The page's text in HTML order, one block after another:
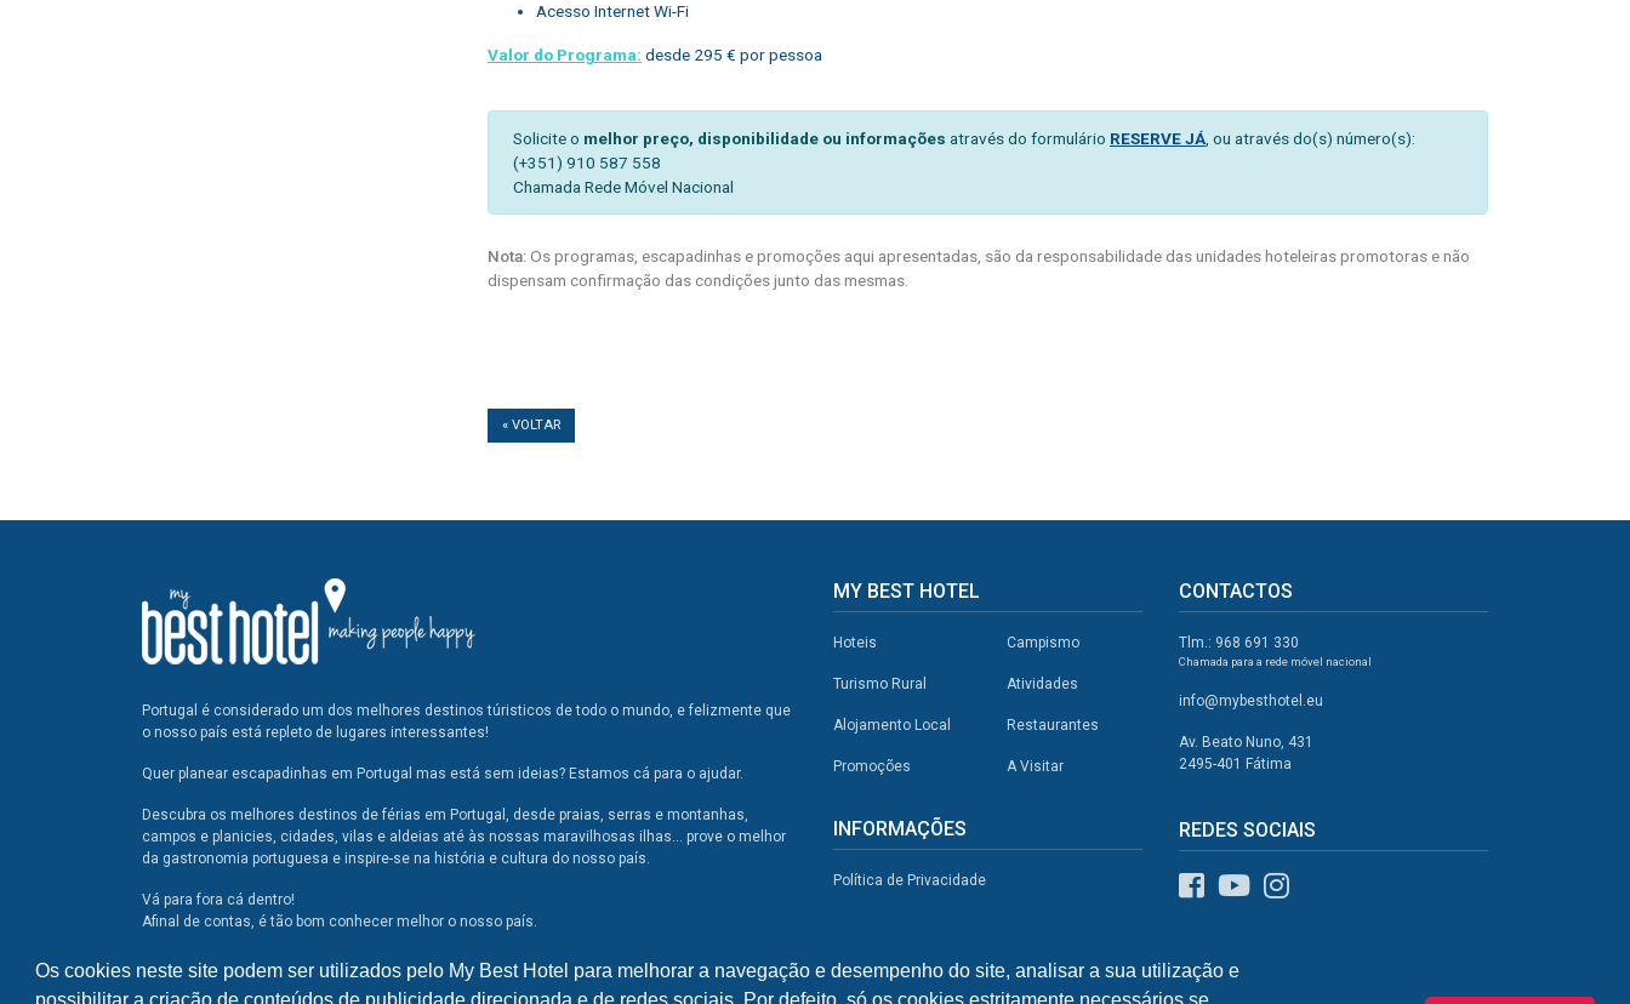
Os cookies neste site podem ser utilizados pelo My Best Hotel para melhorar a navegação e desempenho do site, analisar a sua utilização e
possibilitar a criação de conteúdos de publicidade direcionada e de redes sociais. Por defeito, só os cookies estritamente necessários se
Acesso Internet Wi-Fi
Valor do Programa: desde 295 € por pessoa
Solicite o melhor preço, disponibilidade ou informações através do formulário RESERVE JÁ, ou através do(s) número(s):
(+351) 910 587 558
Chamada Rede Móvel Nacional
Nota:Os programas, escapadinhas e promoções aqui apresentadas, são da responsabilidade das unidades hoteleiras promotoras e não
dispensam confirmação das condições junto das mesmas.
« VOLTAR
Portugal é considerado um dos melhores destinos túristicos de todo o mundo, e felizmente que
o nosso país está repleto de lugares interessantes!
Quer planear escapadinhas em Portugal mas está sem ideias? Estamos cá para o ajudar.
Descubra os melhores destinos de férias em Portugal, desde praias, serras e montanhas,
campos e planicies, cidades, vilas e aldeias até às nossas maravilhosas ilhas... prove o melhor
da gastronomia portuguesa e inspire-se na história e cultura do nosso país.
Vá para fora cá dentro!
Afinal de contas, é tão bom conhecer melhor o nosso país.
MY BEST HOTEL
Hoteis
Turismo Rural
Alojamento Local
Promoções
Campismo
Atividades
Restaurantes
A Visitar
INFORMAÇÕES
Política de Privacidade
CONTACTOS
Tlm.: 968 691 330
Chamada para a rede móvel nacional
info@mybesthotel.eu
Av. Beato Nuno, 431
2495-401 Fátima
REDES SOCIAIS